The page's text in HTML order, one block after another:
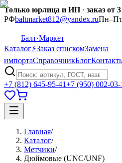
Только юрлица и ИП · заказ от
РФbaltmarket812@yandex.ruПн–Пт
Балт·Маркет
Каталог⚡Заказ спискомЗамена
импортаСправочникБлог
+7 (812) 645-95-41+7 (950) 002-03-
Главная/
Каталог/
Метчики/
Дюймовые (UNC/UNF)